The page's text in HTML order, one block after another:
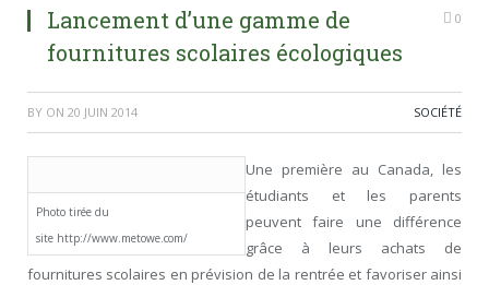
Lancement d’une gamme de
fournitures scolaires écologiques
0
BY ON 20 JUIN 2014 SOCIÉTÉ
Photo tirée du
site http://www.metowe.com/
Une première au Canada, les
étudiants et les parents
peuvent faire une différence
grâce à leurs achats de
fournitures scolaires en prévision de la rentrée et favoriser ainsi